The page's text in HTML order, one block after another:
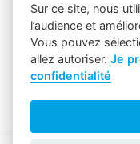
Sur ce site, nous
l’audience et
Vous pouvez
allez autoriser.Je
confidentialité